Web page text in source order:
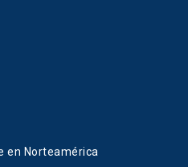
en Norteamérica